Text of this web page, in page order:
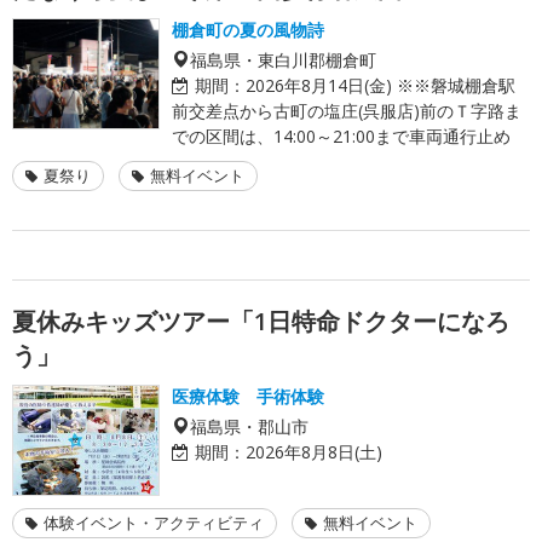
棚倉町の夏の風物詩
福島県・東白川郡棚倉町
期間： 2026年8月14日(金) ※※磐城棚倉駅
前交差点から古町の塩庄(呉服店)前のＴ字路ま
での区間は、14:00～21:00まで車両通行止め
夏祭り 無料イベント
夏休みキッズツアー「1日特命ドクターになろ
う」
医療体験 手術体験
福島県・郡山市
期間： 2026年8月8日(土)
体験イベント・アクティビティ 無料イベント